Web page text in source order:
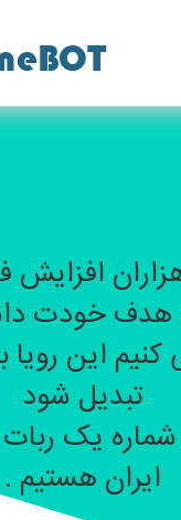
افزایش
هدف خودت
این
تبدیل شود
یک ربات
ایران هستیم .